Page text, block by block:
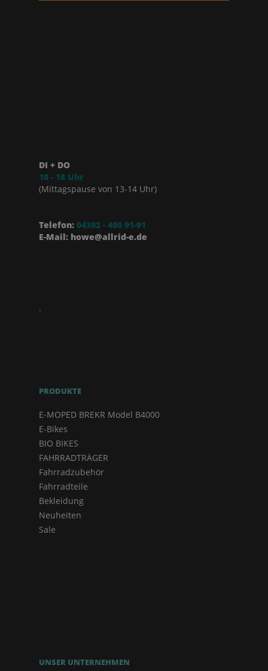
DI + DO
10 - 18 Uhr
(Mittagspause von 13-14 Uhr)
Telefon: 04392 - 400 91-91
E-Mail: howe@allrid-e.de
.
PRODUKTE
E-MOPED BREKR Model B4000
E-Bikes
BIO BIKES
FAHRRADTRÄGER
Fahrradzubehör
Fahrradteile
Bekleidung
Neuheiten
Sale
UNSER UNTERNEHMEN